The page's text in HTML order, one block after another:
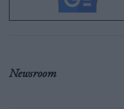
Newsroom